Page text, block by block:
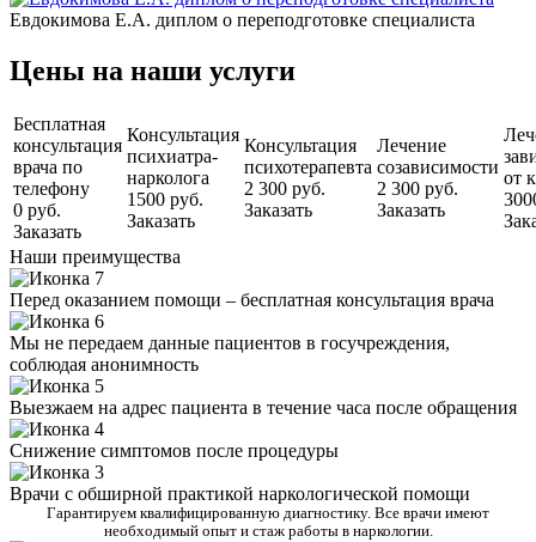
Евдокимова Е.А. диплом о переподготовке специалиста
Цены на наши услуги
Бесплатная
консультация
врача по
телефону
0 руб.
Заказать
Консультация
психиатра-
нарколога
1500 руб.
Заказать
Консультация
психотерапевта
2 300 руб.
Заказать
Лечение
созависимости
2 300 руб.
Заказать
от
Наши преимущества
Перед оказанием помощи – бесплатная консультация врача
Мы не передаем данные пациентов в госучреждения,
соблюдая анонимность
Выезжаем на адрес пациента в течение часа после обращения
Снижение симптомов после процедуры
Врачи с обширной практикой наркологической помощи
Гарантируем квалифицированную диагностику. Все врачи имеют
необходимый опыт и стаж работы в наркологии.